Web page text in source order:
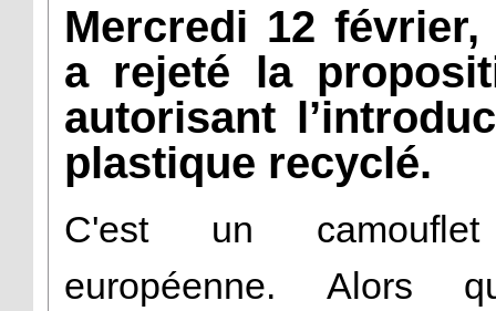
Mercredi 12
a rejeté la
autorisant
plastique recyclé.
C'est un
européenne. Alors